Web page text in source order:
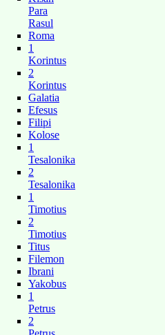
Para
Rasul
Roma
1
Korintus
2
Korintus
Galatia
Efesus
Filipi
Kolose
1
Tesalonika
2
Tesalonika
1
Timotius
2
Timotius
Titus
Filemon
Ibrani
Yakobus
1
Petrus
2